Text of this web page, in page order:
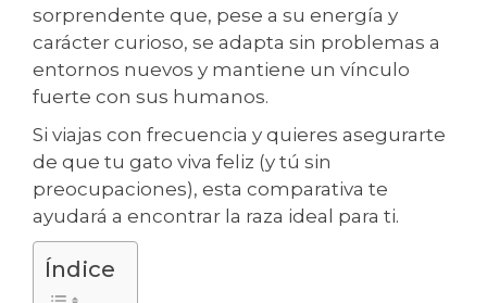
sorprendente que, pese a su energía y
carácter curioso, se adapta sin problemas a
entornos nuevos y mantiene un vínculo
fuerte con sus humanos.
Si viajas con frecuencia y quieres asegurarte
de que tu gato viva feliz (y tú sin
preocupaciones), esta comparativa te
ayudará a encontrar la raza ideal para ti.
Índice